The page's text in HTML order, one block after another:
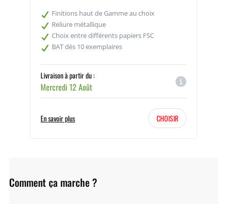
Finitions haut de Gamme au choix
Reliure métallique
Choix entre différents papiers FSC
BAT dès 10 exemplaires
Livraison à partir du :
Mercredi 12 Août
En savoir plus CHOISIR
Comment ça marche ?